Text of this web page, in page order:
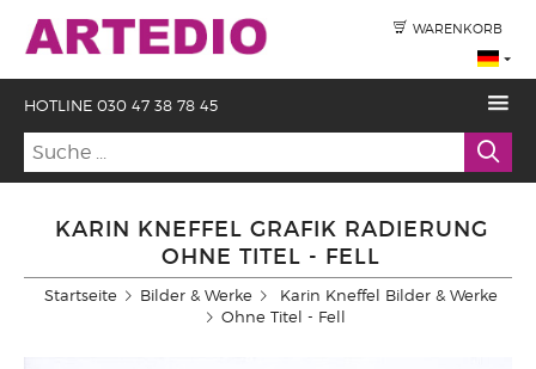
WARENKORB
HOTLINE 030 47 38 78 45
KARIN KNEFFEL GRAFIK RADIERUNG
OHNE TITEL - FELL
Startseite Bilder & Werke
Karin Kneffel Bilder & Werke
Ohne Titel - Fell